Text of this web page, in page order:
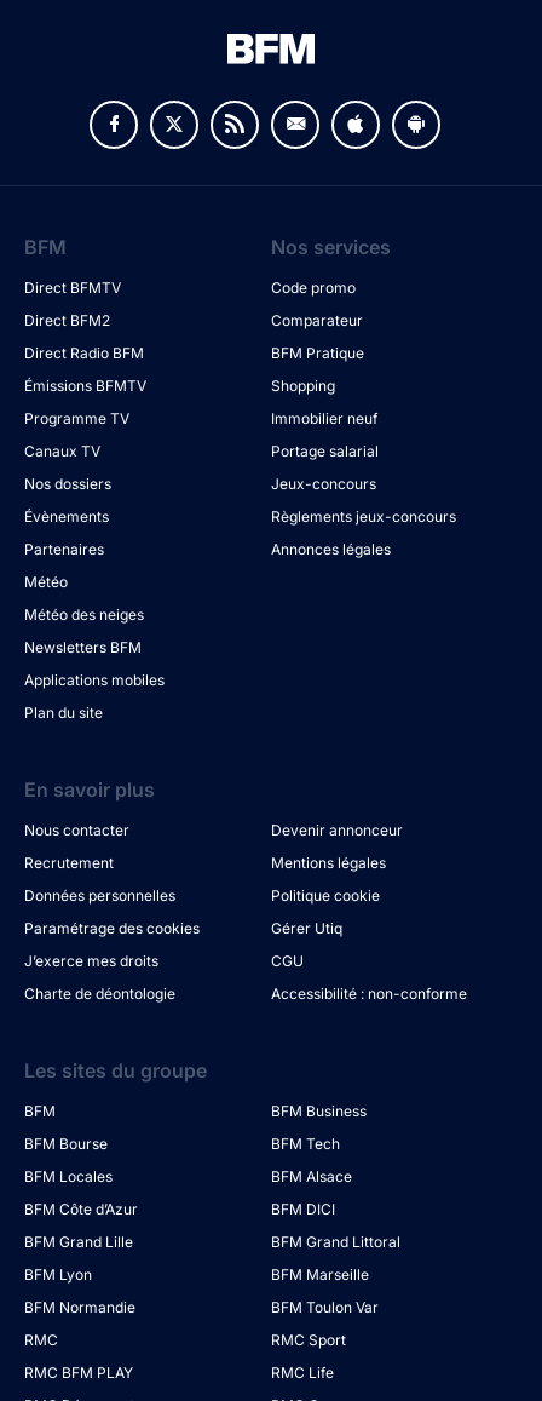
BFM
Direct BFMTV
Direct BFM2
Direct Radio BFM
Émissions BFMTV
Programme TV
Canaux TV
Nos dossiers
Évènements
Partenaires
Météo
Météo des neiges
Newsletters BFM
Applications mobiles
Plan du site
Nos services
Code promo
Comparateur
BFM Pratique
Shopping
Immobilier neuf
Portage salarial
Jeux-concours
Règlements jeux-concours
Annonces légales
En savoir plus
Nous contacter
Devenir annonceur
Recrutement
Mentions légales
Données personnelles
Politique cookie
Paramétrage des cookies
Gérer Utiq
J’exerce mes droits
CGU
Charte de déontologie
Accessibilité : non-conforme
Les sites du groupe
BFM
BFM Business
BFM Bourse
BFM Tech
BFM Locales
BFM Alsace
BFM Côte d’Azur
BFM DICI
BFM Grand Lille
BFM Grand Littoral
BFM Lyon
BFM Marseille
BFM Normandie
BFM Toulon Var
RMC
RMC Sport
RMC BFM PLAY
RMC Life